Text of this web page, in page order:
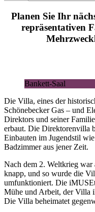
Planen Sie Ihr
repräsentativen
Bankett-Saal
Die Villa, eines der
Schönebecker Gas – und
Direktors und seiner
erbaut. Die Direktorenvilla
Einbauten im Jugendstil
Badzimmer aus jener Zeit.
Nach dem 2. Weltkrieg war
knapp, und so wurde die
umfunktioniert. Die
Mühe und Arbeit, der Villa
Die Villa beheimatet